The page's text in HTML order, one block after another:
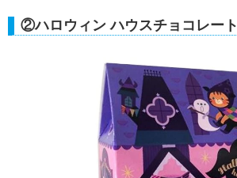
②ハロウィン ハウスチョコレート